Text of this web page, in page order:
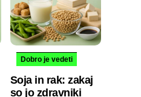
Dobro je vedeti
Soja in rak: zakaj
so jo zdravniki